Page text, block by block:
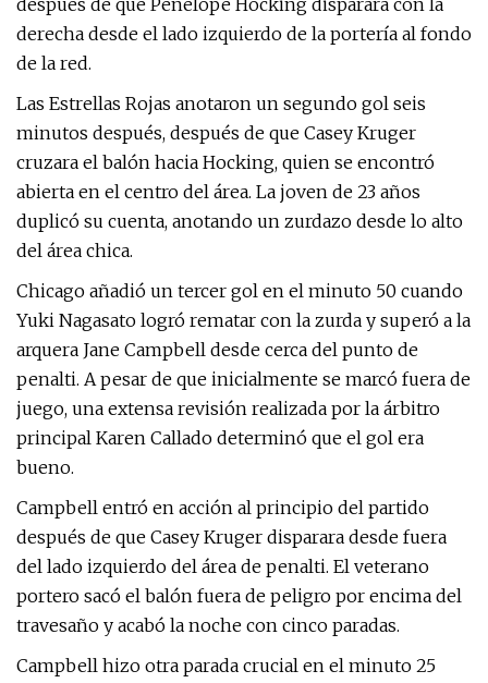
después de que Penélope Hocking disparara con la
derecha desde el lado izquierdo de la portería al fondo
de la red.
Las Estrellas Rojas anotaron un segundo gol seis
minutos después, después de que Casey Kruger
cruzara el balón hacia Hocking, quien se encontró
abierta en el centro del área. La joven de 23 años
duplicó su cuenta, anotando un zurdazo desde lo alto
del área chica.
Chicago añadió un tercer gol en el minuto 50 cuando
Yuki Nagasato logró rematar con la zurda y superó a la
arquera Jane Campbell desde cerca del punto de
penalti. A pesar de que inicialmente se marcó fuera de
juego, una extensa revisión realizada por la árbitro
principal Karen Callado determinó que el gol era
bueno.
Campbell entró en acción al principio del partido
después de que Casey Kruger disparara desde fuera
del lado izquierdo del área de penalti. El veterano
portero sacó el balón fuera de peligro por encima del
travesaño y acabó la noche con cinco paradas.
Campbell hizo otra parada crucial en el minuto 25